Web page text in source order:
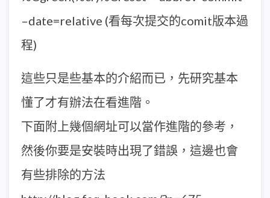
–date=relative (看每次提交的comit版本過
程)
這些只是些基本的介紹而已，先研究基本
懂了才有辦法在看進階。
下面附上幾個網址可以當作進階的參考，
然後你要是安裝時出現了錯誤，這邊也會
有些排除的方法